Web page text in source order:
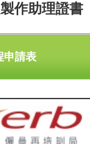
作助理證書
申請表